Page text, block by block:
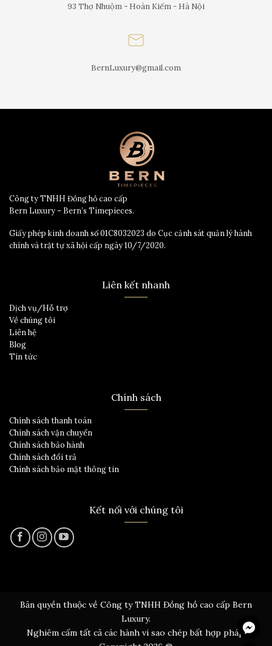
93 Thợ Nhuộm - Hoàn Kiếm - Hà Nội
BernLuxury@gmail.com
Công ty TNHH Đồng hồ cao cấp
Bern Luxury – Bern’s Timepieces.
Giấy phép kinh doanh số 01C8032023 do Cục cảnh sát quản lý hành
chính và trật tự xã hội cấp ngày 10/7/2020.
Liên kết nhanh
Dịch vụ/Hỗ trợ
Về chúng tôi
Liên hệ
Blog
Tin tức
Chính sách
Chính sách thanh toán
Chính sách vận chuyển
Chính sách bảo hành
Chính sách đổi trả
Chính sách bảo mật thông tin
Kết nối với chúng tôi
Bản quyền thuộc về Công ty TNHH Đồng hồ cao cấp Bern
Luxury.
Nghiêm cấm tất cả các hành vi sao chép bất hợp pháp.